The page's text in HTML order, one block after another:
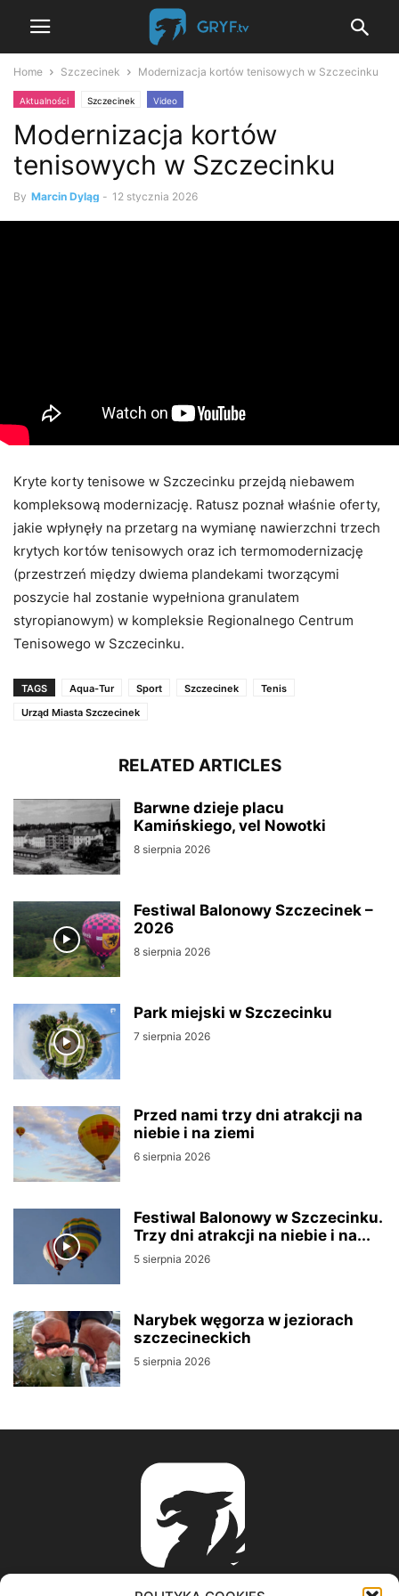
Home Szczecinek Modernizacja kortów tenisowych w Szczecinku
Aktualności Szczecinek Video
Modernizacja kortów
tenisowych w Szczecinku
By Marcin Dyląg - 12 stycznia 2026
Kryte korty tenisowe w Szczecinku przejdą niebawem
kompleksową modernizację. Ratusz poznał właśnie oferty,
jakie wpłynęły na przetarg na wymianę nawierzchni trzech
krytych kortów tenisowych oraz ich termomodernizację
(przestrzeń między dwiema plandekami tworzącymi
poszycie hal zostanie wypełniona granulatem
styropianowym) w kompleksie Regionalnego Centrum
Tenisowego w Szczecinku.
TAGS Aqua-Tur Sport Szczecinek
Tenis
Urząd Miasta Szczecinek
RELATED ARTICLES
Barwne dzieje placu
Kamińskiego, vel Nowotki
8 sierpnia 2026
Festiwal Balonowy Szczecinek –
2026
8 sierpnia 2026
Park miejski w Szczecinku
7 sierpnia 2026
Przed nami trzy dni atrakcji na
niebie i na ziemi
6 sierpnia 2026
Festiwal Balonowy w Szczecinku.
Trzy dni atrakcji na niebie i na...
5 sierpnia 2026
Narybek węgorza w jeziorach
szczecineckich
5 sierpnia 2026